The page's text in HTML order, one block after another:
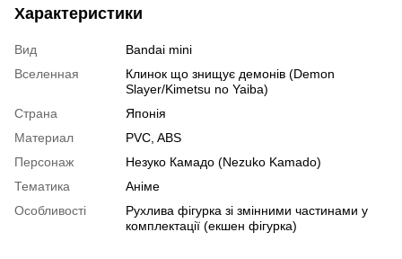
Характеристики
Вид
Bandai mini
Вселенная
Клинок що знищує демонів (Demon
Slayer/Kimetsu no Yaiba)
Страна
Японія
Материал
PVC, ABS
Персонаж
Незуко Камадо (Nezuko Kamado)
Тематика
Аніме
Особливості
Рухлива фігурка зі змінними частинами у
комплектації (екшен фігурка)